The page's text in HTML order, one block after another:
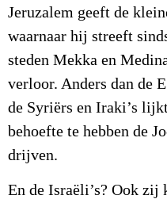
Jeruzalem geeft de
waarnaar hij streeft
steden Mekka en
verloor. Anders dan de
de Syriërs en Iraki’s
behoefte te hebben de
drijven.
En de Israëli’s? Ook zij